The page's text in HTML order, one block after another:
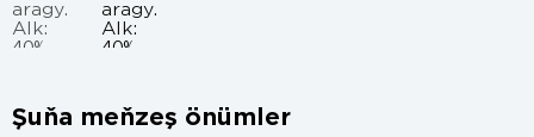
Şuňa meňzeş önümler